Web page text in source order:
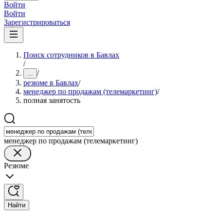
Войти
Войти
Зарегистрироваться
Поиск сотрудников в Бавлах
/
... /
резюме в Бавлах/
менеджер по продажам (телемаркетинг)/
полная занятость
менеджер по продажам (телемаркетинг)
Резюме
Найти